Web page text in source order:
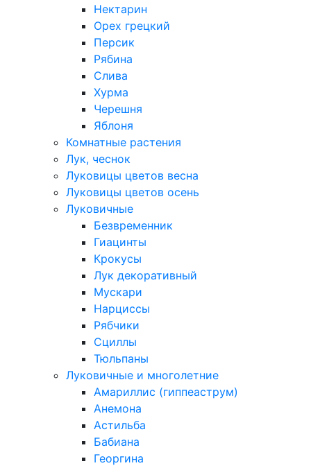
Нектарин
Орех грецкий
Персик
Рябина
Слива
Хурма
Черешня
Яблоня
Комнатные растения
Лук, чеснок
Луковицы цветов весна
Луковицы цветов осень
Луковичные
Безвременник
Гиацинты
Крокусы
Лук декоративный
Мускари
Нарциссы
Рябчики
Сциллы
Тюльпаны
Луковичные и многолетние
Амариллис (гиппеаструм)
Анемона
Астильба
Бабиана
Георгина